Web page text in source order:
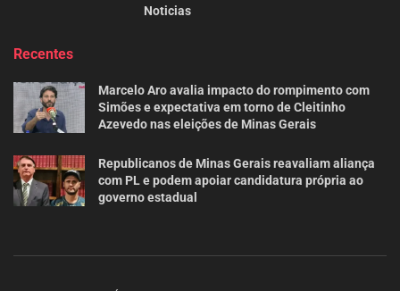
Noticias
Recentes
Marcelo Aro avalia impacto do rompimento com
Simões e expectativa em torno de Cleitinho
Azevedo nas eleições de Minas Gerais
Republicanos de Minas Gerais reavaliam aliança
com PL e podem apoiar candidatura própria ao
governo estadual